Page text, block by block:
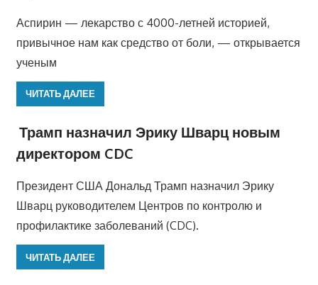
Аспирин — лекарство с 4000-летней историей,
привычное нам как средство от боли, — открывается
ученым
ЧИТАТЬ ДАЛЕЕ
Трамп назначил Эрику Шварц новым
директором CDC
Президент США Дональд Трамп назначил Эрику
Шварц руководителем Центров по контролю и
профилактике заболеваний (CDC).
ЧИТАТЬ ДАЛЕЕ